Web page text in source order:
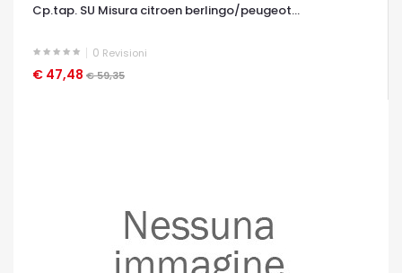
Cp.tap. SU Misura citroen berlingo/peugeot...
0 Revisioni
€ 47,48 € 59,35
OCCHIATA VELOCE